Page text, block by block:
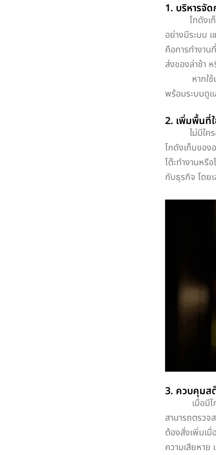
1. บริหารจั
โกดังเก็บข
อย่างมีระบบ
คือการทำงา
ส่งของล่าช้า
หากใช้บริ
พร้อมระบบดู
2. เพิ่มพื้นที่
ไม่มีใครอย
โกดังเก็บขอ
โต๊ะทำงานหรื
กับธุรกิจ โดย
3. ควบคุมส
เมื่อมีโกดัง
สามารถตรวจ
ต้องสั่งเพิ่มเ
ความเสียหาย